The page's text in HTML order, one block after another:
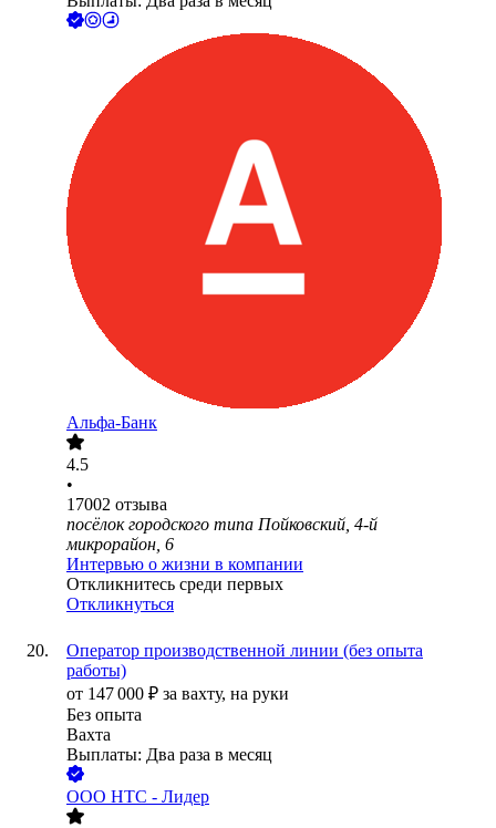
Альфа-Банк
4.5
•
17002 отзыва
посёлок городского типа Пойковский, 4-й
микрорайон, 6
Интервью о жизни в компании
Откликнитесь среди первых
Откликнуться
Оператор производственной линии (без опыта
работы)
от 147 000 ₽ за вахту, на руки
Без опыта
Вахта
Выплаты: Два раза в месяц
ООО НТС - Лидер